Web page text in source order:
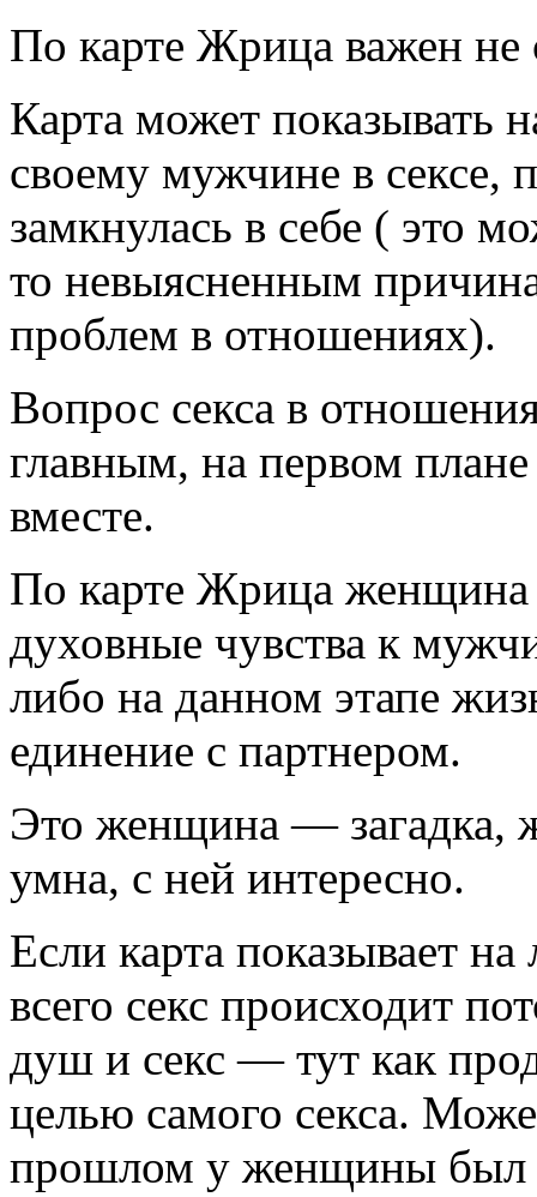
По карте Жрица важен не
Карта может показывать
своему мужчине в сексе,
замкнулась в себе ( это
то невыясненным
проблем в отношениях).
Вопрос секса в
главным, на первом
вместе.
По карте Жрица женщина
духовные чувства к
либо на данном этапе
единение с партнером.
Это женщина — загадка,
умна, с ней интересно.
Если карта показывает
всего секс происходит
душ и секс — тут как
целью самого секса.
прошлом у женщины был